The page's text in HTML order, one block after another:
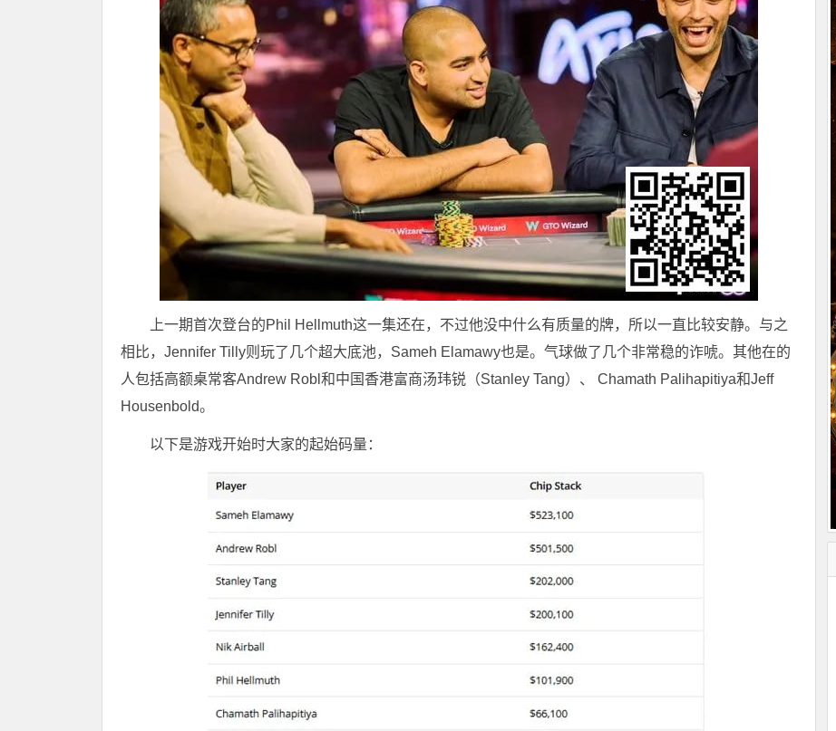
上一期首次登台的Phil Hellmuth这一集还在，不过他没中什么有质量的牌，所以一直比较安静。与之
相比，Jennifer Tilly则玩了几个超大底池，Sameh Elamawy也是。气球做了几个非常稳的诈唬。其他在的
人包括高额桌常客Andrew Robl和中国香港富商汤玮锐（Stanley Tang）、 Chamath Palihapitiya和Jeff
Housenbold。
以下是游戏开始时大家的起始码量：